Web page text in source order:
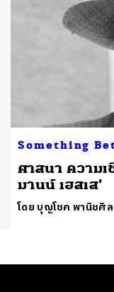
Something
ศาสนา ความเ
มานน์ เฮสเส’
โดย บุญโชค พานิชศิ